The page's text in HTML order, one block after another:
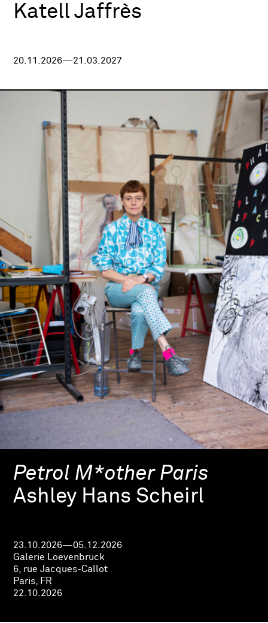
Katell Jaffrès
20.11.2026—21.03.2027
Petrol M*other Paris
Ashley Hans Scheirl
23.10.2026—05.12.2026
Galerie Loevenbruck
6, rue Jacques-Callot
Paris, FR
22.10.2026